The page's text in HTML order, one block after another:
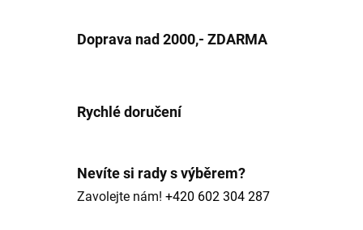
Doprava nad 2000,- ZDARMA
Rychlé doručení
Nevíte si rady s výběrem?
Zavolejte nám! +420 602 304 287